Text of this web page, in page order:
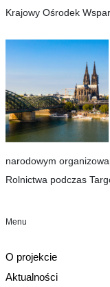
Krajowy Ośrodek
narodowym
Rolnictwa podczas
Menu
O projekcie
Aktualności